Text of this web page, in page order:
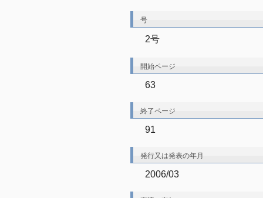
号
2号
開始ページ
63
終了ページ
91
発行又は発表の年月
2006/03